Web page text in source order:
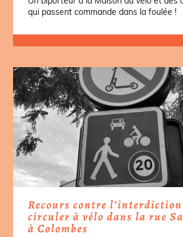
qui passent commande dans la foulée !
Recours contre l’interdiction
circuler à vélo dans la rue
à Colombes